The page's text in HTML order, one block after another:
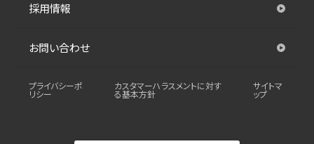
採用情報
お問い合わせ
プライバシーポ
リシー
カスタマーハラスメントに対す
る基本方針
サイトマ
ップ